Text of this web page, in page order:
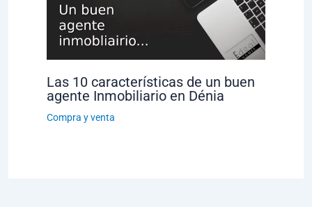
Las 10 características de un buen
agente Inmobiliario en Dénia
Compra y venta